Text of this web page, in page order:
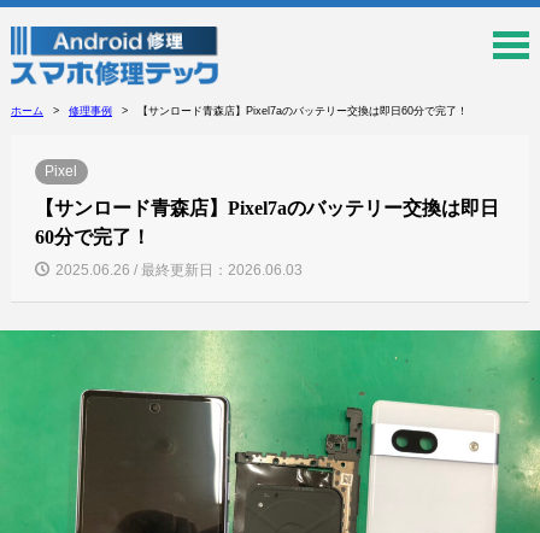
ホーム 修理事例 【サンロード青森店】Pixel7aのバッテリー交換は即日60分で完了！
Pixel
【サンロード青森店】Pixel7aのバッテリー交換は即日
60分で完了！
2025.06.26 / 最終更新日：2026.06.03